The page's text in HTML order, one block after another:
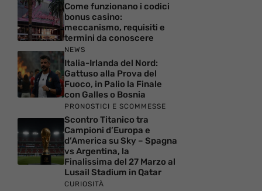
Come funzionano i codici
bonus casino:
meccanismo, requisiti e
termini da conoscere
NEWS
Italia-Irlanda del Nord:
Gattuso alla Prova del
Fuoco, in Palio la Finale
con Galles o Bosnia
PRONOSTICI E SCOMMESSE
Scontro Titanico tra
Campioni d’Europa e
d’America su Sky – Spagna
vs Argentina, la
Finalissima del 27 Marzo al
Lusail Stadium in Qatar
CURIOSITÀ